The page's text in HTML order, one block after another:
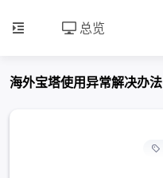
总览
海外宝塔使用异常解决办法